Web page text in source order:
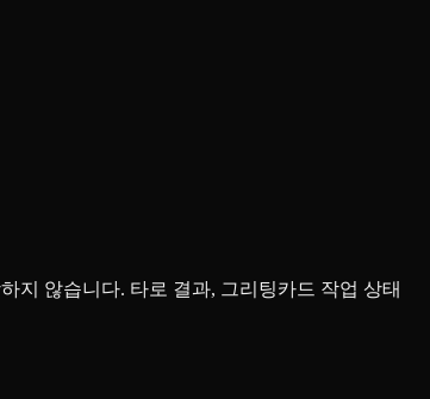
지 않습니다. 타로 결과, 그리팅카드 작업 상태